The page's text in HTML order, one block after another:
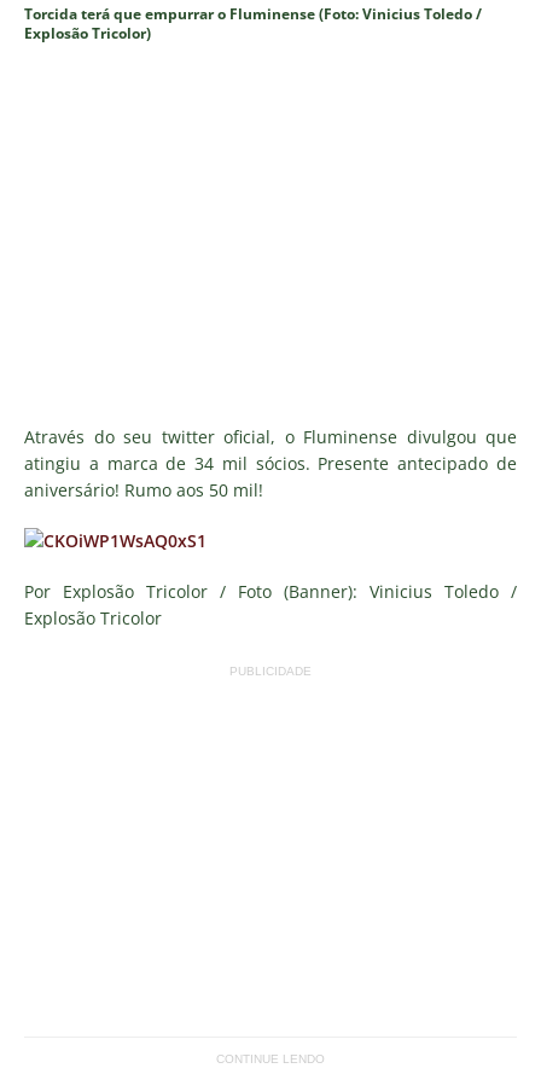
Torcida terá que empurrar o Fluminense (Foto: Vinicius Toledo /
Explosão Tricolor)
Através do seu twitter oficial, o Fluminense divulgou que
atingiu a marca de 34 mil sócios. Presente antecipado de
aniversário! Rumo aos 50 mil!
Por Explosão Tricolor / Foto (Banner): Vinicius Toledo /
Explosão Tricolor
PUBLICIDADE
CONTINUE LENDO